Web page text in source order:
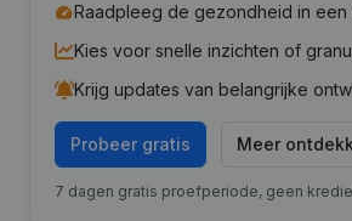
Raadpleeg de gezondheid in
Kies voor snelle inzichten of
Krijg updates van belangrijke
Probeer gratis Meer
7 dagen gratis proefperiode, geen